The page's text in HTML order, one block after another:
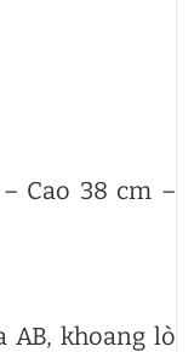
Cao 38 cm –
AB, khoang lò